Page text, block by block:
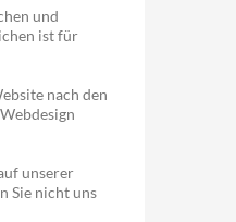
und
ist für
nach den
unserer
Sie nicht uns